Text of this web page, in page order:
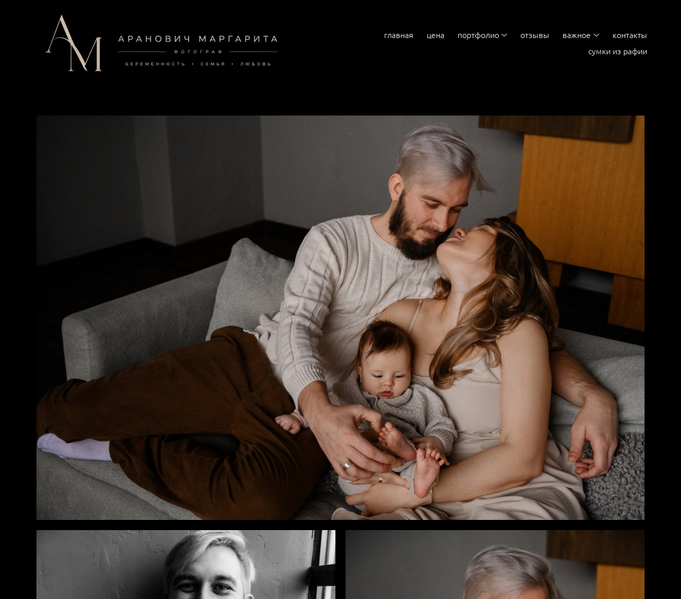
главная цена портфолио отзывы важное
контакты
сумки из рафии